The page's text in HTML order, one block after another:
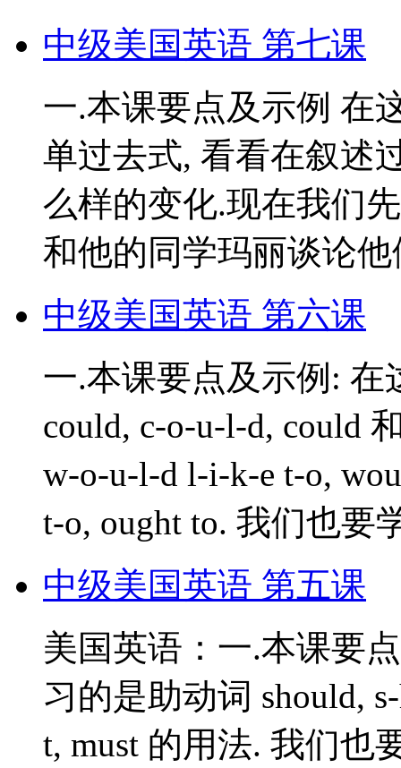
中级美国英语 第七课
一.本课要点及示例 在
单过去式, 看看在叙述
么样的变化.现在我们
和他的同学玛丽谈论
中级美国英语 第六课
一.本课要点及示例: 在
could, c-o-u-l-d, could
w-o-u-l-d l-i-k-e t-o,
t-o, ought to. 我们也要
中级美国英语 第五课
美国英语：一.本课要
习的是助动词 should,
t, must 的用法. 我们也